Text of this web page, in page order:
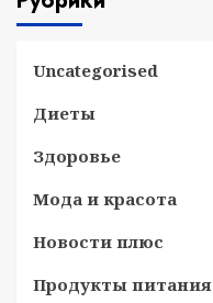
Uncategorised
Диеты
Здоровье
Мода и красота
Новости плюс
Продукты питания